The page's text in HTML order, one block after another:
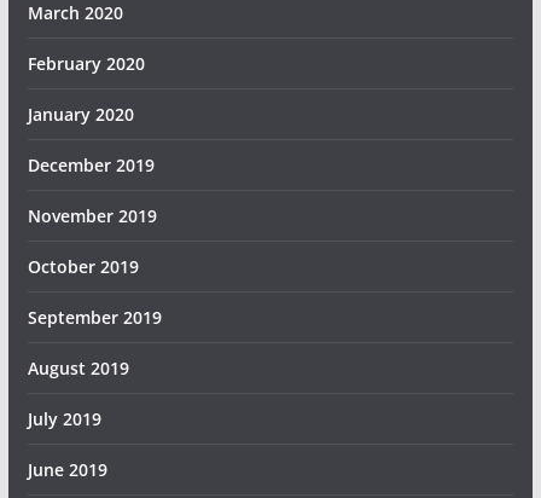
March 2020
February 2020
January 2020
December 2019
November 2019
October 2019
September 2019
August 2019
July 2019
June 2019